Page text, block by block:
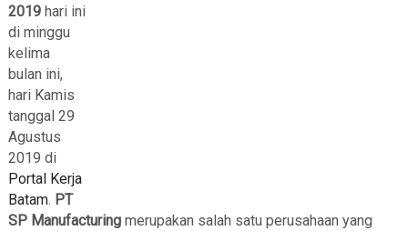
2019 hari ini
di minggu
kelima
bulan ini,
hari Kamis
tanggal 29
Agustus
2019 di
Portal Kerja
Batam. PT
SP Manufacturingmerupakan salah satu perusahaan yang